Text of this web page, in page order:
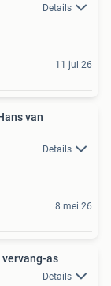
Details
11 jul 26
van
Details
8 mei 26
vervang-as
Details